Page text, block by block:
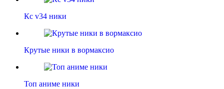
Кс v34 ники
Крутые ники в вормаксио
Топ аниме ники